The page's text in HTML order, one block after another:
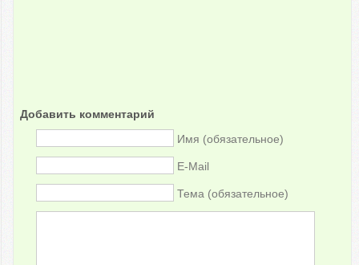
Добавить комментарий
Имя (обязательное)
E-Mail
Тема (обязательное)